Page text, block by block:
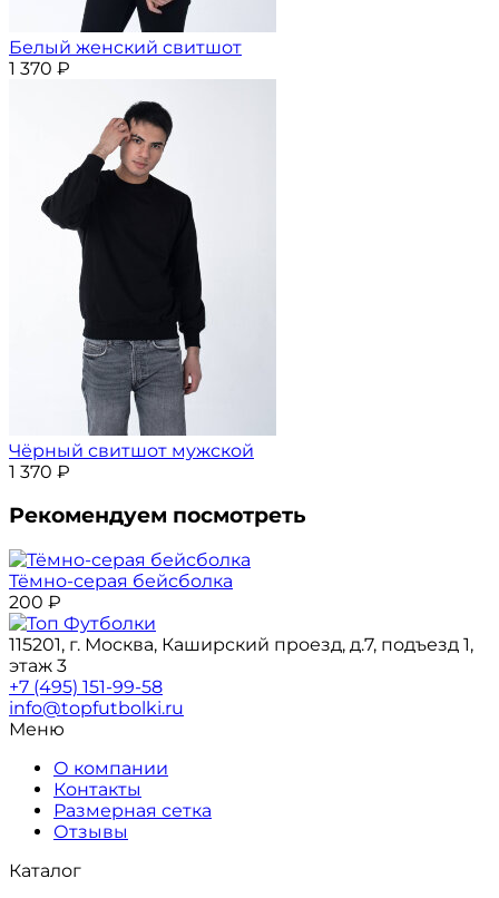
Белый женский свитшот
1 370 ₽
Чёрный свитшот мужской
1 370 ₽
Рекомендуем посмотреть
Тёмно-серая бейсболка
200 ₽
115201, г. Москва, Каширский проезд, д.7, подъезд 1,
этаж 3
+7 (495) 151-99-58
info@topfutbolki.ru
Меню
О компании
Контакты
Размерная сетка
Отзывы
Каталог